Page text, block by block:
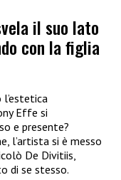
il suo lato
con la figlia
Effe si
e presente?
l’artista si è messo
De Divitiis,
di se stesso.